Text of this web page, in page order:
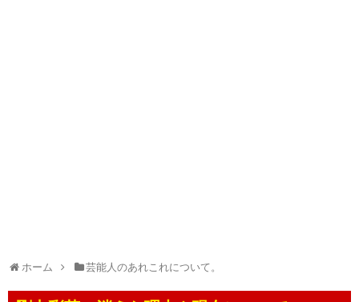
ホーム 芸能人のあれこれについて。